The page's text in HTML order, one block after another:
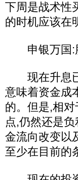
下周是战术性
的时机应该在
申银万国:
现在升息已
意味着资金成
的。但是,相
点,仍然还是
金流向改变以
至少在目前的